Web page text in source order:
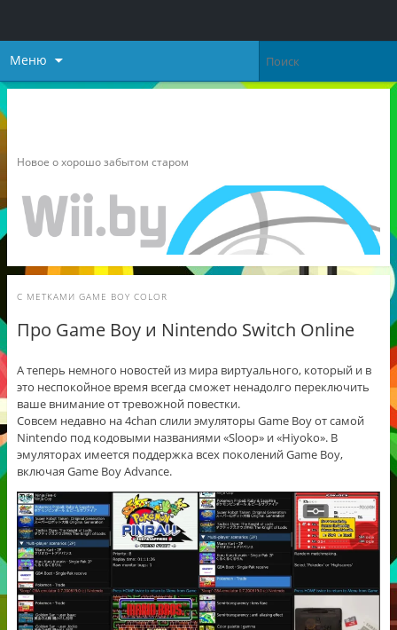
Меню
Новое о хорошо забытом старом
С МЕТКАМИ GAME BOY COLOR
Про Game Boy и Nintendo Switch Online
А теперь немного новостей из мира виртуального, который и в
это неспокойное время всегда сможет ненадолго переключить
ваше внимание от тревожной повестки.
Совсем недавно на 4chan слили эмуляторы Game Boy от самой
Nintendo под кодовыми названиями «Sloop» и «Hiyoko». В
эмуляторах имеется поддержка всех поколений Game Boy,
включая Game Boy Advance.